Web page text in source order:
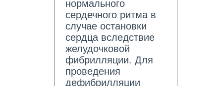
нормального
сердечного ритма в
случае остановки
сердца вследствие
желудочковой
фибрилляции. Для
проведения
дефибрилляции